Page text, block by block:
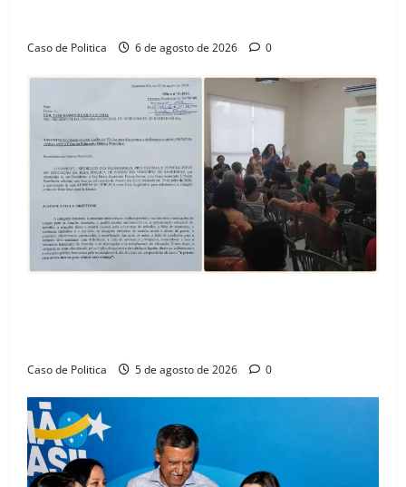
Caso de Politica 6 de agosto de 2026 0
Caso de Politica 5 de agosto de 2026 0